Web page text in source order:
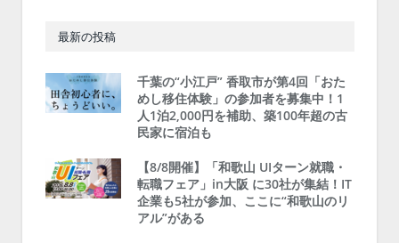
最新の投稿
千葉の“小江戸” 香取市が第4回「おた
めし移住体験」の参加者を募集中！1
人1泊2,000円を補助、築100年超の古
民家に宿泊も
【8/8開催】「和歌山 UIターン就職・
転職フェア」in大阪 に30社が集結！IT
企業も5社が参加、ここに“和歌山のリ
アル”がある